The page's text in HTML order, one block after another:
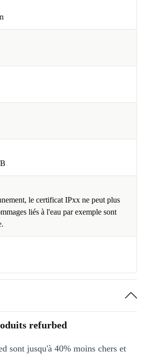
le certificat IPxx ne peut plus
liés à l'eau par exemple sont
refurbed
sont jusqu'à 40% moins chers et